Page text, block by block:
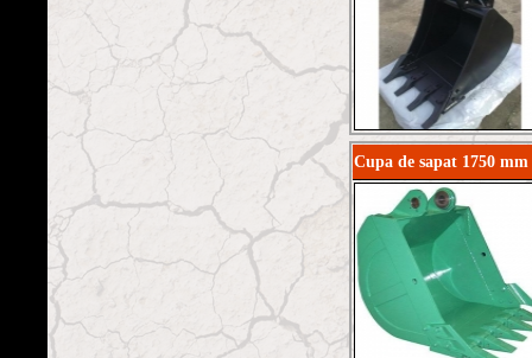
Cupa de sapat 1750